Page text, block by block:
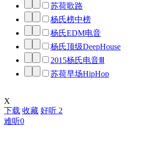
苏荷歌路
杨氏榜中榜
杨氏EDM电音
杨氏顶级DeepHouse
2015杨氏电音Ⅲ
苏荷早场HipHop
X
下载 收藏 好听 2
难听0